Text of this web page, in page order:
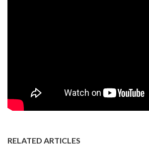
RELATED ARTICLES